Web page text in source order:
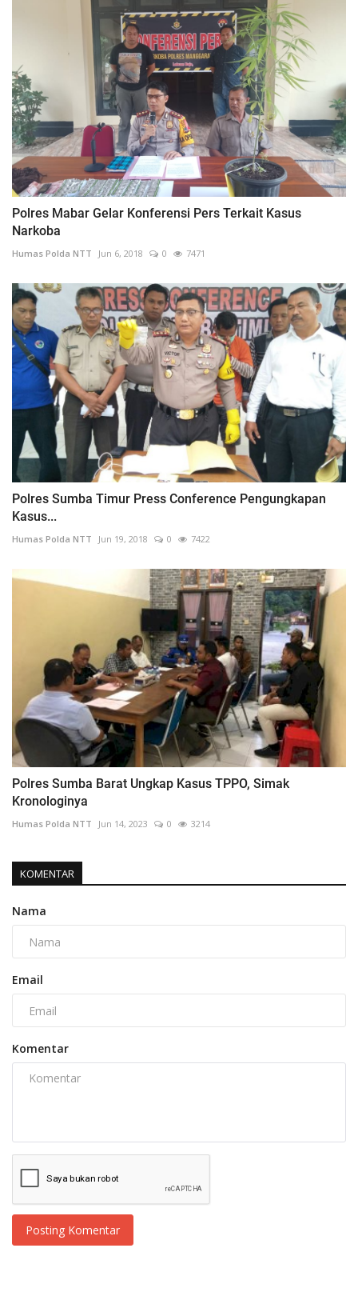
Polres Mabar Gelar Konferensi Pers Terkait Kasus
Narkoba
Humas Polda NTT Jun 6, 2018 0 7471
Polres Sumba Timur Press Conference Pengungkapan
Kasus...
Humas Polda NTT Jun 19, 2018 0 7422
Polres Sumba Barat Ungkap Kasus TPPO, Simak
Kronologinya
Humas Polda NTT Jun 14, 2023 0 3214
KOMENTAR
Nama
Email
Komentar
Posting Komentar